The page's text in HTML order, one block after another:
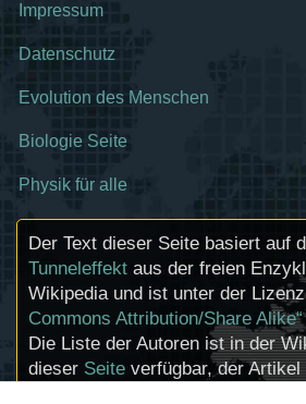
Impressum
Datenschutz
Evolution des Menschen
Biologie Seite
Physik für alle
Der Text dieser Seite basiert auf
Tunneleffekt aus der freien
Wikipedia und ist unter der
Commons Attribution/Share Alike“
Die Liste der Autoren ist in der
dieser Seite verfügbar, der